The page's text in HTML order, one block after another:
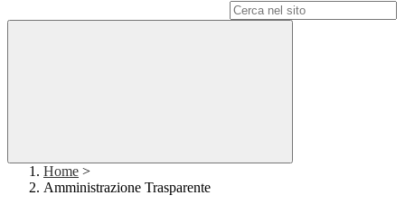
Home >
Amministrazione Trasparente